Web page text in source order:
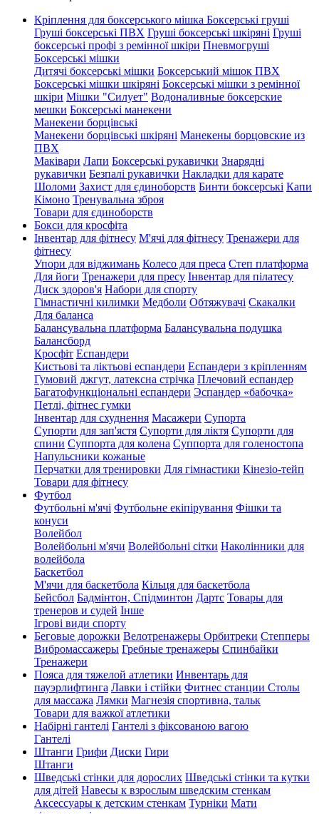
Кріплення для боксерського мішка Боксерські груші
Груші боксерські ПВХ Груші боксерські шкіряні Груші
боксерські профі з ремінної шкіри Пневмогруші
Боксерські мішки
Дитячі боксерські мішки Боксерський мішок ПВХ
Боксерські мішки шкіряні Боксерські мішки з ремінної
шкіри Мішки "Силует" Водоналивные боксерские
мешки Боксерські манекени
Манекени борцівські
Манекени борцівські шкіряні Манекены борцовские из
ПВХ
Маківари Лапи Боксерські рукавички Знарядні
рукавички Безпалі рукавички Накладки для карате
Шоломи Захист для єдиноборств Бинти боксерські Капи
Кімоно Тренувальна зброя
Товари для єдиноборств
Бокси для кросфіта
Інвентар для фітнесу М'ячі для фітнесу Тренажери для
фітнесу
Упори для віджимань Колесо для преса Степ платформа
Для йоги Тренажери для пресу Інвентар для пілатесу
Диск здоров'я Набори для спорту
Гімнастичні килимки Медболи Обтяжувачі Скакалки
Для баланса
Балансувальна платформа Балансувальна подушка
Балансборд
Кросфіт Еспандери
Кистьові та ліктьові еспандери Еспандери з кріпленням
Гумовий джгут, латексна стрічка Плечовий еспандер
Багатофункціональні еспандери Эспандер «бабочка»
Петлі, фітнес гумки
Інвентар для схуднення Масажери Супорта
Супорти для зап'ястя Супорти для ліктя Супорти для
спини Суппорта для колена Суппорта для голеностопа
Напульсники кожаные
Перчатки для тренировки Для гімнастики Кінезіо-тейп
Товари для фітнесу
Футбол
Футбольні м'ячі Футбольне екіпірування Фішки та
конуси
Волейбол
Волейбольні м'ячи Волейбольні сітки Наколінники для
волейбола
Баскетбол
М'ячи для баскетбола Кільця для баскетбола
Бейсбол Бадмінтон, Спідминтон Дартс Товары для
тренеров и судей Інше
Ігрові види спорту
Беговые дорожки Велотренажеры Орбитреки Степперы
Вибромассажеры Гребные тренажеры Спинбайки
Тренажери
Пояса для тяжелой атлетики Инвентарь для
пауэрлифтинга Лавки і стійки Фитнес станции Столы
для массажа Лямки Магнезія спортивна, тальк
Товари для важкої атлетики
Набірні гантелі Гантелі з фіксованою вагою
Гантелі
Штанги Грифи Диски Гири
Штанги
Шведські стінки для дорослих Шведські стінки та кутки
для дітей Навесы к взрослым шведским стенкам
Аксессуары к детским стенкам Турніки Мати